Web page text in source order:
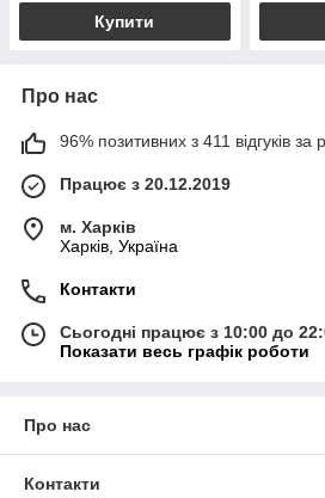
Купити
Про нас
96% позитивних з 411 відгуків за
Працює з 20.12.2019
м. Харків
Харків, Україна
Контакти
Сьогодні працює з 10:00 до
Показати весь графік роботи
Про нас
Контакти